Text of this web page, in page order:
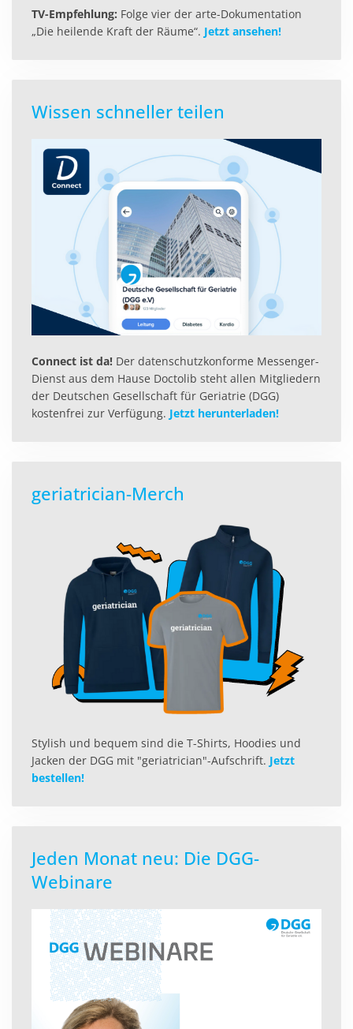
TV-Empfehlung: Folge vier der arte-Dokumentation
„Die heilende Kraft der Räume“. Jetzt ansehen!
Wissen schneller teilen
Connect ist da! Der datenschutzkonforme Messenger-
Dienst aus dem Hause Doctolib steht allen Mitgliedern
der Deutschen Gesellschaft für Geriatrie (DGG)
kostenfrei zur Verfügung. Jetzt herunterladen!
geriatrician-Merch
Stylish und bequem sind die T-Shirts, Hoodies und
Jacken der DGG mit "geriatrician"-Aufschrift. Jetzt
bestellen!
Jeden Monat neu: Die DGG-
Webinare